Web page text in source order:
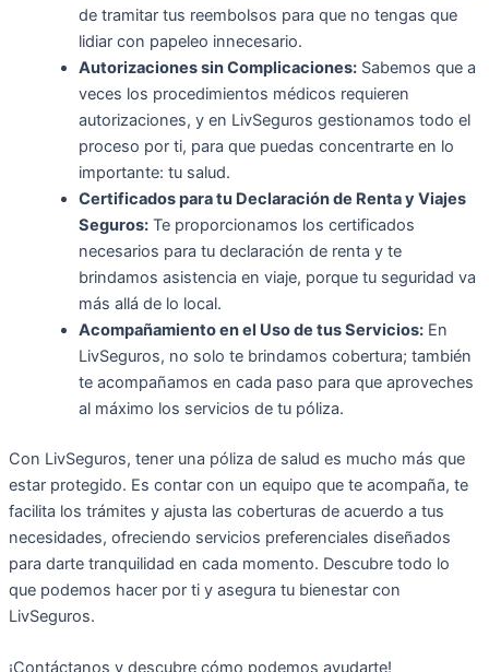
de tramitar tus reembolsos para que no tengas que
lidiar con papeleo innecesario.
Autorizaciones sin Complicaciones:Sabemos que a
veces los procedimientos médicos requieren
autorizaciones, y en LivSeguros gestionamos todo el
proceso por ti, para que puedas concentrarte en lo
importante: tu salud.
Certificados para tu Declaración de Renta y Viajes
Seguros:Te proporcionamos los certificados
necesarios para tu declaración de renta y te
brindamos asistencia en viaje, porque tu seguridad va
más allá de lo local.
Acompañamiento en el Uso de tus Servicios:En
LivSeguros, no solo te brindamos cobertura; también
te acompañamos en cada paso para que aproveches
al máximo los servicios de tu póliza.
Con LivSeguros, tener una póliza de salud es mucho más que
estar protegido. Es contar con un equipo que te acompaña, te
facilita los trámites y ajusta las coberturas de acuerdo a tus
necesidades, ofreciendo servicios preferenciales diseñados
para darte tranquilidad en cada momento. Descubre todo lo
que podemos hacer por ti y asegura tu bienestar con
LivSeguros.
¡Contáctanos y descubre cómo podemos ayudarte!